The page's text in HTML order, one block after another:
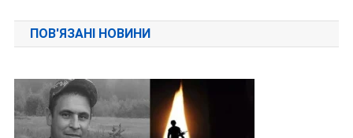
записів
ПОВ'ЯЗАНІ НОВИНИ